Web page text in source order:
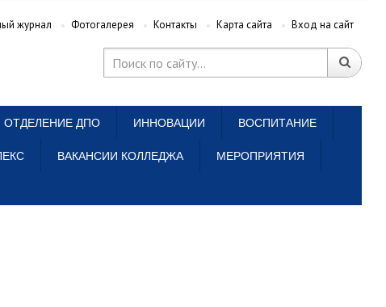
журнал Фотогалерея Контакты Карта сайта Вход на сайт
ОТДЕЛЕНИЕ ДПО ИННОВАЦИИ ВОСПИТАНИЕ
ВАКАНСИИ КОЛЛЕДЖА МЕРОПРИЯТИЯ